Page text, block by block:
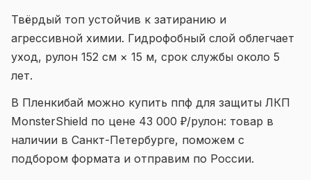
Твёрдый топ устойчив к затиранию и
агрессивной химии. Гидрофобный слой облегчает
уход, рулон 152 см × 15 м, срок службы около 5
лет.
В Пленкибай можно купить ппф для защиты ЛКП
MonsterShield по цене 43 000 ₽/рулон: товар в
наличии в Санкт-Петербурге, поможем с
подбором формата и отправим по России.